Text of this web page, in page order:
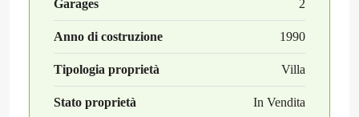
Garages 2
Anno di costruzione 1990
Tipologia proprietà Villa
Stato proprietà In Vendita